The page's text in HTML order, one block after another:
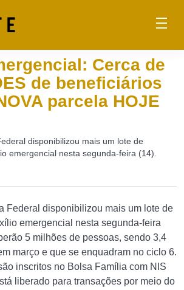
Cerca de
de beneficiários
parcela HOJE
disponibilizou mais um lote de
emergencial nesta segunda-feira (14).
Federal disponibilizou mais um lote de
emergencial nesta segunda-feira
5 milhões de pessoas, sendo 3,4
março e que se enquadram no ciclo 6.
inscritos no Bolsa Família com NIS
liberado para transações por meio do